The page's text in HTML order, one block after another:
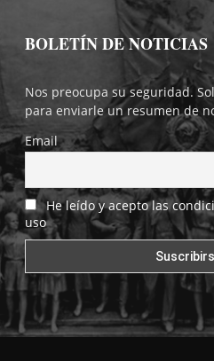
BOLETÍN DE NOTICIAS
Nos preocupa su seguridad.
para enviarle un resumen de
Email
He leído y acepto las
uso